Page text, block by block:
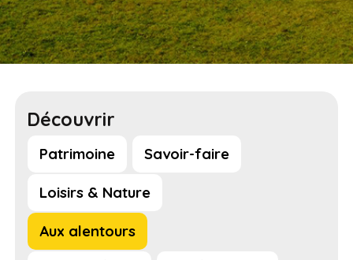
Découvrir
Patrimoine Savoir-faire
Loisirs & Nature
Aux alentours